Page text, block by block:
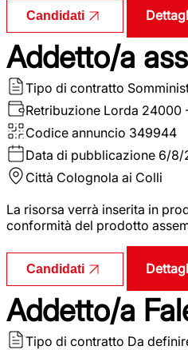
Candidati
Addetto/a
Tipo di contratto
Retribuzione Lorda 24000
Codice annuncio 349944
Data di pubblicazione 6/8/
Città Colognola ai Colli
La risorsa verrà inserita in
conformità del prodotto
Candidati
Addetto/a
Tipo di contratto Da